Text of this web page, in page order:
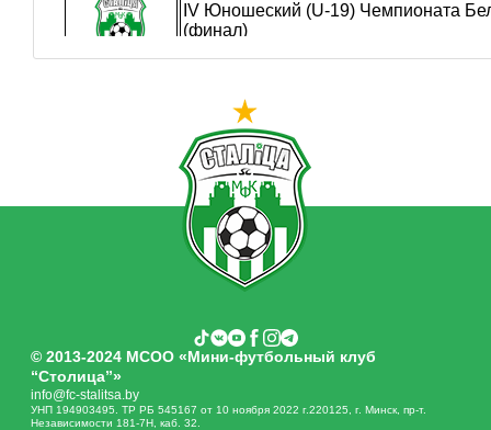
Столица-
IV Юношеский (U-19) Чемпионата
(финал)
© 2013-2024 МСОО «Мини-футбольный клуб
“Столица”»
info@fc-stalitsa.by
УНП 194903495. ТР РБ 545167 от 10 ноября 2022 г.220125, г. Минск, пр-т.
Независимости 181-7Н, каб. 32.